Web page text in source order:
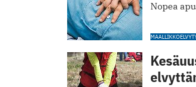
Nopea